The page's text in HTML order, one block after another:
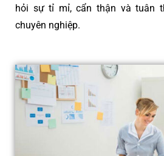
hỏi sự tỉ mỉ, cẩn thận và tuân
chuyên nghiệp.